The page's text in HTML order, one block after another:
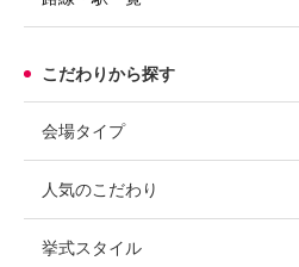
こだわりから探す
会場タイプ
人気のこだわり
挙式スタイル